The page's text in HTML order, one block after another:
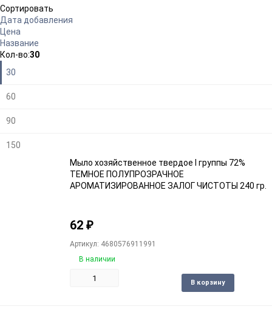
Сортировать
Дата добавления
Цена
Название
Плитка
Подробно
Компактно
Кол-во:30
30
60
90
150
Мыло хозяйственное твердое I группы 72%
ТЕМНОЕ ПОЛУПРОЗРАЧНОЕ
АРОМАТИЗИРОВАННОЕ ЗАЛОГ ЧИСТОТЫ 240 гр.
62 ₽
Артикул: 4680576911991
В наличии
В корзину